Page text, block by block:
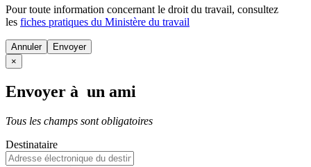
Pour toute information concernant le droit du travail, consultez
les fiches pratiques du Ministère du travail
Annuler
×
Envoyer à un ami
Tous les champs sont obligatoires
Destinataire